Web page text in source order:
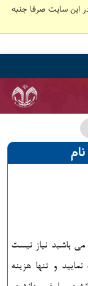
این سایت صرفا جنبه
مي باشيد نياز نيست
و تنها هزينه